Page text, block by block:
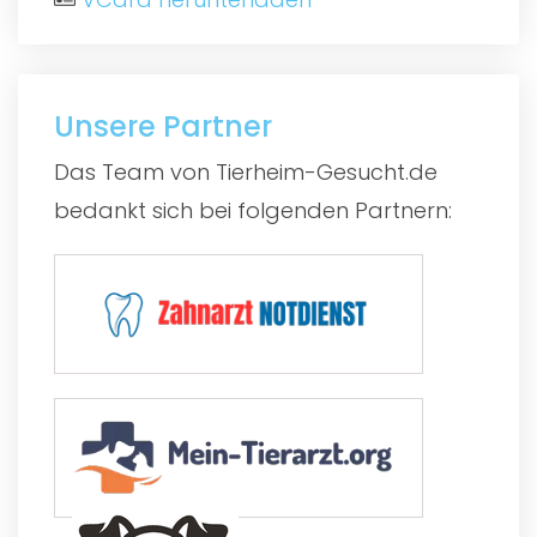
Unsere Partner
Das Team von Tierheim-Gesucht.de
bedankt sich bei folgenden Partnern: